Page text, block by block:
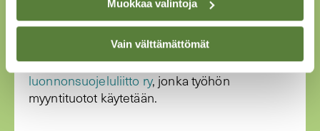
Muokkaa valintoja
Vain välttämättömät
Osta Suomen Luonto 5/2026
Suomen Luontoa julkaiseeSuomen
luonnonsuojeluliitto ry, jonka työhön
myyntituotot käytetään.